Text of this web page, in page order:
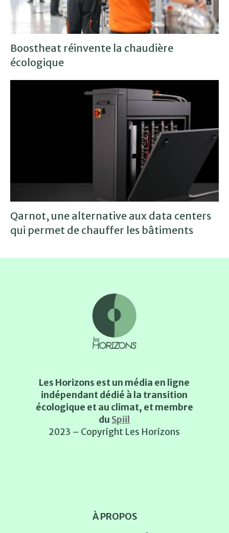
Boostheat réinvente la chaudière
écologique
Qarnot, une alternative aux data centers
qui permet de chauffer les bâtiments
Les Horizons est un média en ligne
indépendant dédié à la transition
écologique et au climat, et membre
du Spiil
2023 – Copyright Les Horizons
À PROPOS